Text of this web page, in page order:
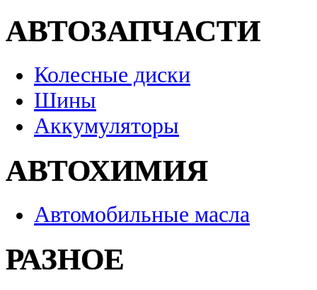
АВТОЗАПЧАСТИ
Колесные диски
Шины
Аккумуляторы
АВТОХИМИЯ
Автомобильные масла
РАЗНОЕ